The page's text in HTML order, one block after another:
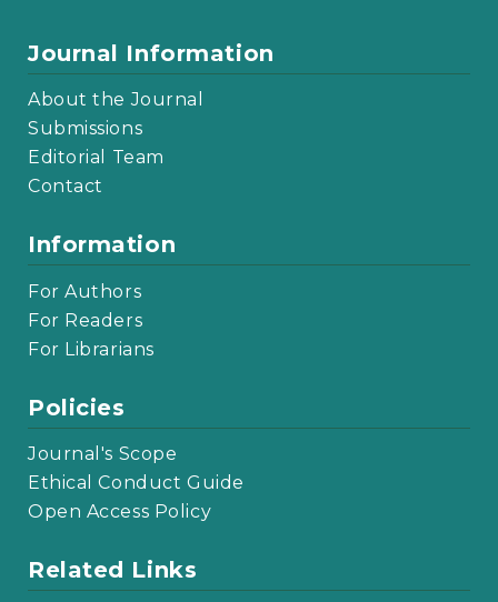
Journal Information
About the Journal
Submissions
Editorial Team
Contact
Information
For Authors
For Readers
For Librarians
Policies
Journal's Scope
Ethical Conduct Guide
Open Access Policy
Related Links